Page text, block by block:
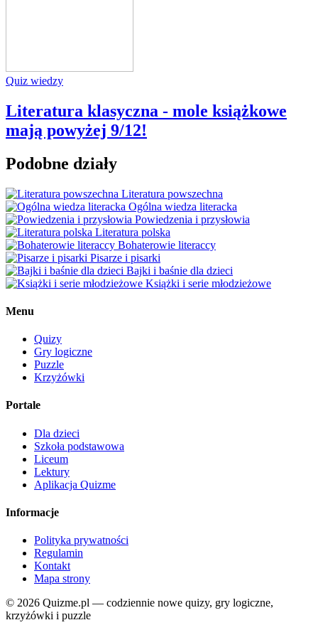
Quiz wiedzy
Literatura klasyczna - mole książkowe
mają powyżej 9/12!
Podobne działy
Literatura powszechna
Ogólna wiedza literacka
Powiedzenia i przysłowia
Literatura polska
Bohaterowie literaccy
Pisarze i pisarki
Bajki i baśnie dla dzieci
Książki i serie młodzieżowe
Menu
Quizy
Gry logiczne
Puzzle
Krzyżówki
Portale
Dla dzieci
Szkoła podstawowa
Liceum
Lektury
Aplikacja Quizme
Informacje
Polityka prywatności
Regulamin
Kontakt
Mapa strony
© 2026 Quizme.pl — codziennie nowe quizy, gry logiczne,
krzyżówki i puzzle